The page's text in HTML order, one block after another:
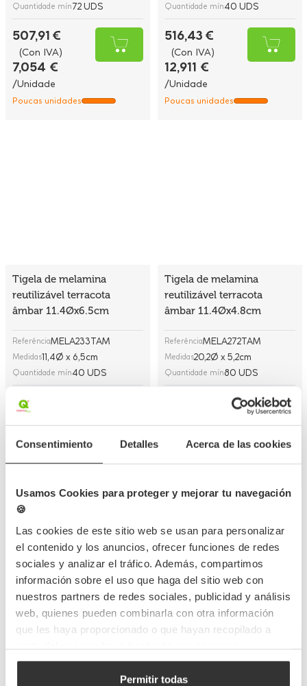
Consentimiento Detalles Acerca de las cookies
Usamos Cookies para proteger y mejorar tu navegación
🍪
Las cookies de este sitio web se usan para personalizar
el contenido y los anuncios, ofrecer funciones de redes
sociales y analizar el tráfico. Además, compartimos
información sobre el uso que haga del sitio web con
nuestros partners de redes sociales, publicidad y análisis
web, quienes pueden combinarla con otra información
que les haya proporcionado o que hayan recopilado a
Permitir todas
Quantidade mín72 UDS
507,91 €
(Con IVA)
7,054 €
/Unidade
Poucas unidades
Quantidade mín40 UDS
516,43 €
(Con IVA)
12,911 €
/Unidade
Poucas unidades
Tigela de melamina
reutilizável terracota
âmbar 11.4Øx6.5cm
ReferênciaMELA233TAM
Medidas11,4Ø x 6,5cm
Quantidade mín40 UDS
301,53 €
/Unidade
Poucas unidades
Tigela de melamina
reutilizável terracota
âmbar 11.4Øx4.8cm
ReferênciaMELA272TAM
Medidas20,2Ø x 5,2cm
Quantidade mín80 UDS
/Unidade
Poucas unidades
reutilizável terracota
reutilizável terracota
âmbar 25.4Øx6.7cm